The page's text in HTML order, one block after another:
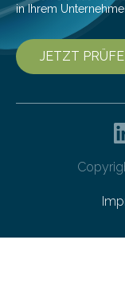
in Ihrem
JETZT